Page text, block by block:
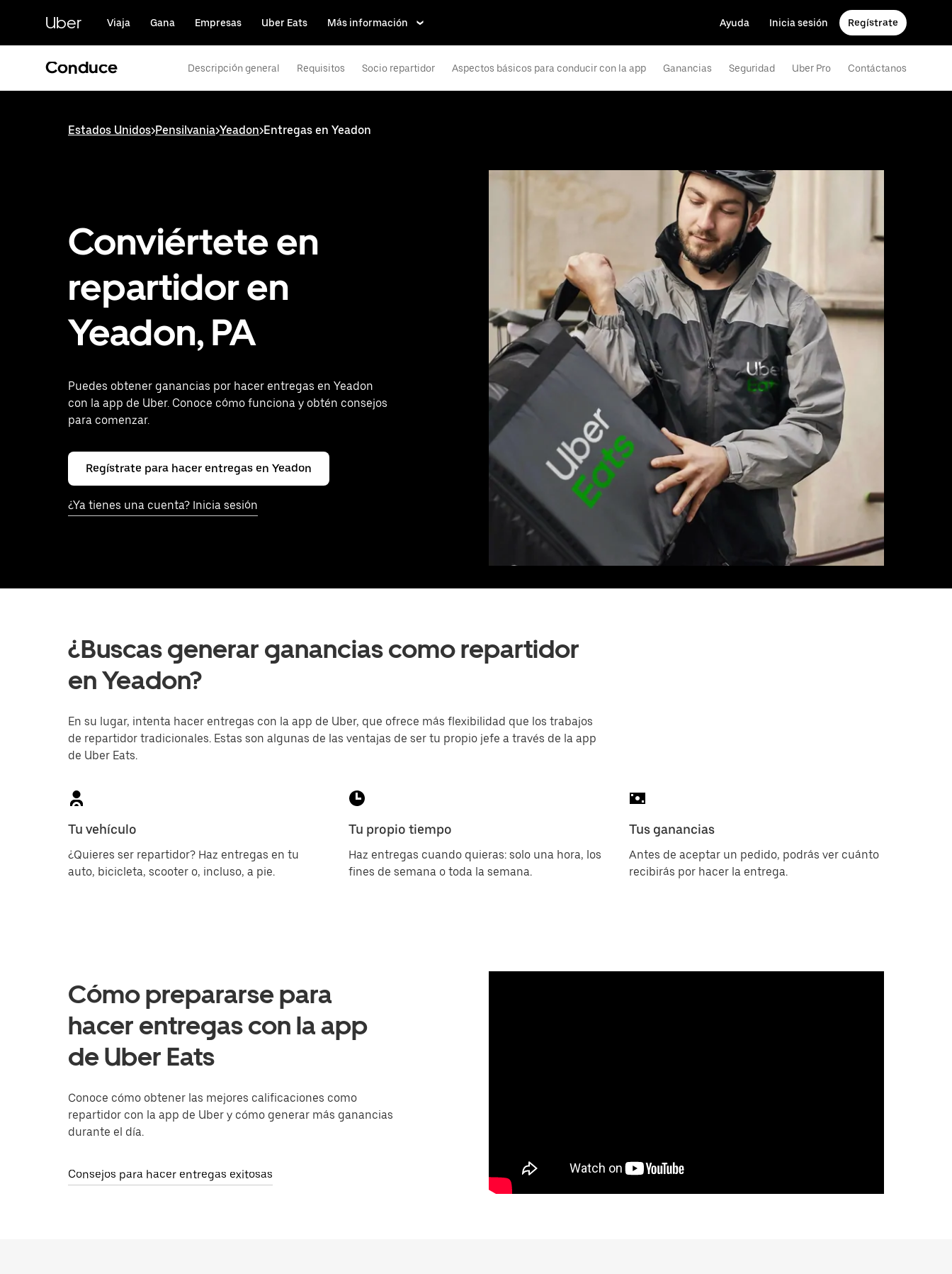
contenido
principal
Uber Viaja Gana Empresas Uber Eats Más información Ayuda Inicia sesión Regístrate
Conduce Descripción general Requisitos Socio repartidor Aspectos básicos para conducir con la app Ganancias Seguridad Uber Pro Contáctanos
Estados Unidos>Pensilvania>Yeadon>Entregas en Yeadon
Conviértete en
repartidor en
Yeadon, PA
Puedes obtener ganancias por hacer entregas en Yeadon
con la app de Uber. Conoce cómo funciona y obtén consejos
para comenzar.
Regístrate para hacer entregas en Yeadon
¿Ya tienes una cuenta? Inicia sesión
¿Buscas generar ganancias como repartidor
en Yeadon?
En su lugar, intenta hacer entregas con la app de Uber, que ofrece más flexibilidad que los trabajos
de repartidor tradicionales. Estas son algunas de las ventajas de ser tu propio jefe a través de la app
de Uber Eats.
Tu vehículo
¿Quieres ser repartidor? Haz entregas en tu
auto, bicicleta, scooter o, incluso, a pie.
Tu propio tiempo
Haz entregas cuando quieras: solo una hora, los
fines de semana o toda la semana.
Tus ganancias
Antes de aceptar un pedido, podrás ver cuánto
recibirás por hacer la entrega.
Cómo prepararse para
hacer entregas con la app
de Uber Eats
Conoce cómo obtener las mejores calificaciones como
repartidor con la app de Uber y cómo generar más ganancias
durante el día.
Consejos para hacer entregas exitosas